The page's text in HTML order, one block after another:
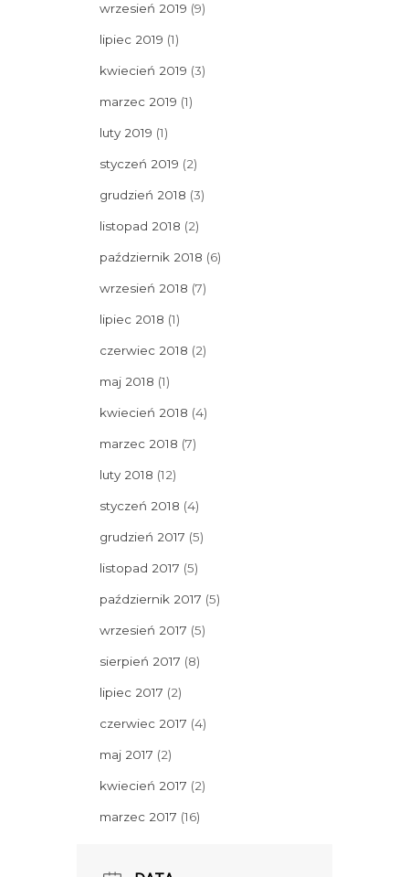
wrzesień 2019 (9)
lipiec 2019 (1)
kwiecień 2019 (3)
marzec 2019 (1)
luty 2019 (1)
styczeń 2019 (2)
grudzień 2018 (3)
listopad 2018 (2)
październik 2018 (6)
wrzesień 2018 (7)
lipiec 2018 (1)
czerwiec 2018 (2)
maj 2018 (1)
kwiecień 2018 (4)
marzec 2018 (7)
luty 2018 (12)
styczeń 2018 (4)
grudzień 2017 (5)
listopad 2017 (5)
październik 2017 (5)
wrzesień 2017 (5)
sierpień 2017 (8)
lipiec 2017 (2)
czerwiec 2017 (4)
maj 2017 (2)
kwiecień 2017 (2)
marzec 2017 (16)